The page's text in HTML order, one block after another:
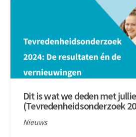
Dit is wat we deden met
(Tevredenheidsonderzoek
Nieuws